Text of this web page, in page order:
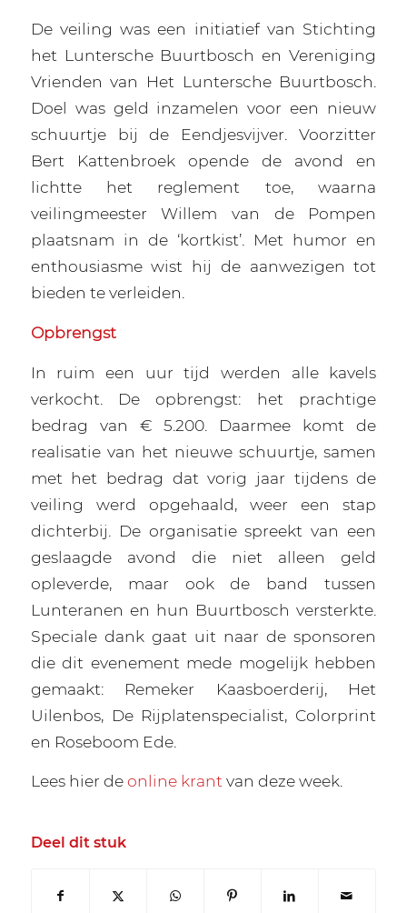
De veiling was een initiatief van Stichting
het Luntersche Buurtbosch en Vereniging
Vrienden van Het Luntersche Buurtbosch.
Doel was geld inzamelen voor een nieuw
schuurtje bij de Eendjesvijver. Voorzitter
Bert Kattenbroek opende de avond en
lichtte het reglement toe, waarna
veilingmeester Willem van de Pompen
plaatsnam in de ‘kortkist’. Met humor en
enthousiasme wist hij de aanwezigen tot
bieden te verleiden.
Opbrengst
In ruim een uur tijd werden alle kavels
verkocht. De opbrengst: het prachtige
bedrag van € 5.200. Daarmee komt de
realisatie van het nieuwe schuurtje, samen
met het bedrag dat vorig jaar tijdens de
veiling werd opgehaald, weer een stap
dichterbij. De organisatie spreekt van een
geslaagde avond die niet alleen geld
opleverde, maar ook de band tussen
Lunteranen en hun Buurtbosch versterkte.
Speciale dank gaat uit naar de sponsoren
die dit evenement mede mogelijk hebben
gemaakt: Remeker Kaasboerderij, Het
Uilenbos, De Rijplatenspecialist, Colorprint
en Roseboom Ede.
Lees hier deonline krant van deze week.
Deel dit stuk